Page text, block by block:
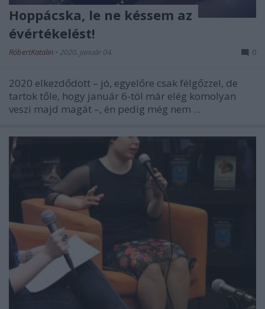
Hoppácska, le ne késsem az
évértékelést!
RóbertKatalin • 2020. január 04. 0
2020 elkezdődött – jó, egyelőre csak félgőzzel, de
tartok tőle, hogy január 6-tól már elég komolyan
veszi majd magát –, én pedig még nem ...